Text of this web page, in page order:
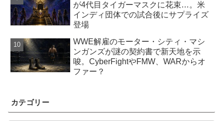
が4代目タイガーマスクに花束…。米
インディ団体での試合後にサプライズ
登場
WWE解雇のモーター・シティ・マシ
ンガンズが謎の契約書で新天地を示
唆。CyberFightやFMW、WARからオ
ファー？
カテゴリー